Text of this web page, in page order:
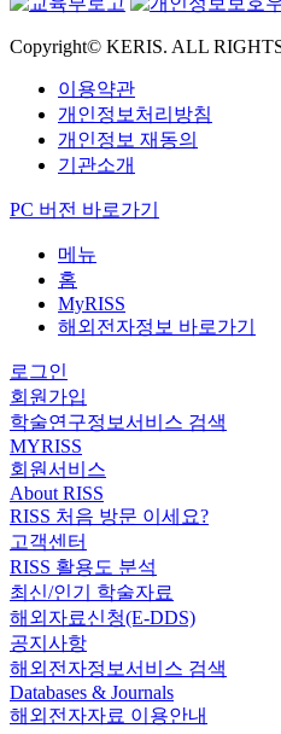
Copyright© KERIS. ALL
이용약관
개인정보처리방침
개인정보 재동의
기관소개
PC 버전 바로가기
메뉴
홈
MyRISS
해외전자정보 바로가기
로그인
회원가입
학술연구정보서비스 검색
MYRISS
회원서비스
About RISS
RISS 처음 방문 이세요?
고객센터
RISS 활용도 분석
최신/인기 학술자료
해외자료신청(E-DDS)
공지사항
해외전자정보서비스 검색
Databases & Journals
해외전자자료 이용안내